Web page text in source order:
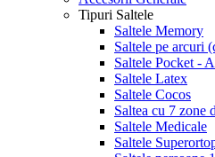
Tipuri Saltele
Saltele Memory
Saltele pe arcuri
Saltele Pocket -
Saltele Latex
Saltele Cocos
Saltea cu 7 zone
Saltele Medicale
Saltele